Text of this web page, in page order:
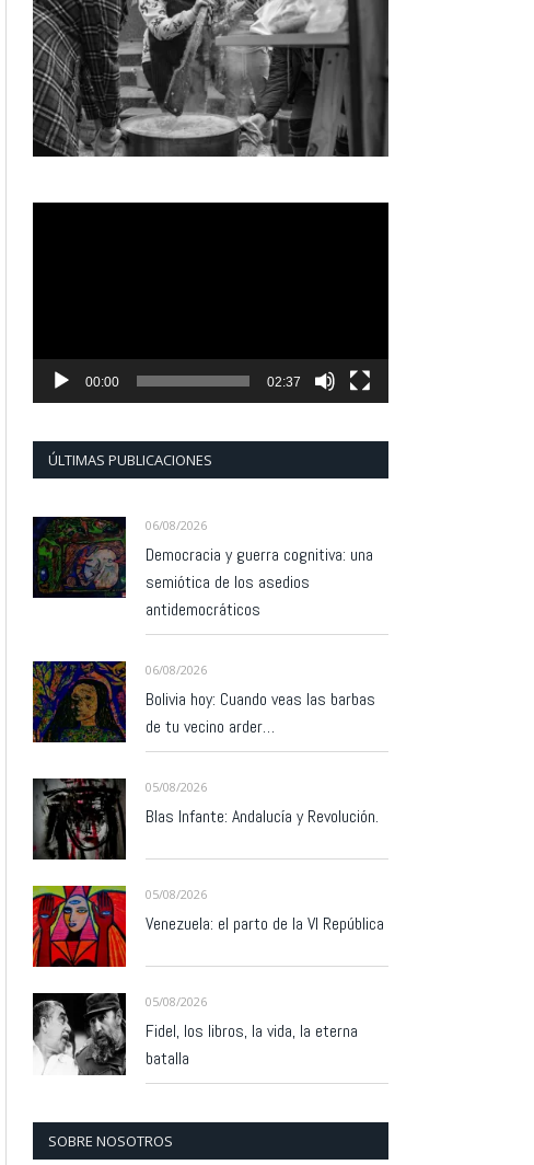
00:00 02:37
ÚLTIMAS PUBLICACIONES
06/08/2026
Democracia y guerra cognitiva: una
semiótica de los asedios
antidemocráticos
06/08/2026
Bolivia hoy: Cuando veas las barbas
de tu vecino arder…
05/08/2026
Blas Infante: Andalucía y Revolución.
05/08/2026
Venezuela: el parto de la VI República
05/08/2026
Fidel, los libros, la vida, la eterna
batalla
SOBRE NOSOTROS